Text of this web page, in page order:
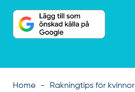
Home Rakningtips för kvinnor